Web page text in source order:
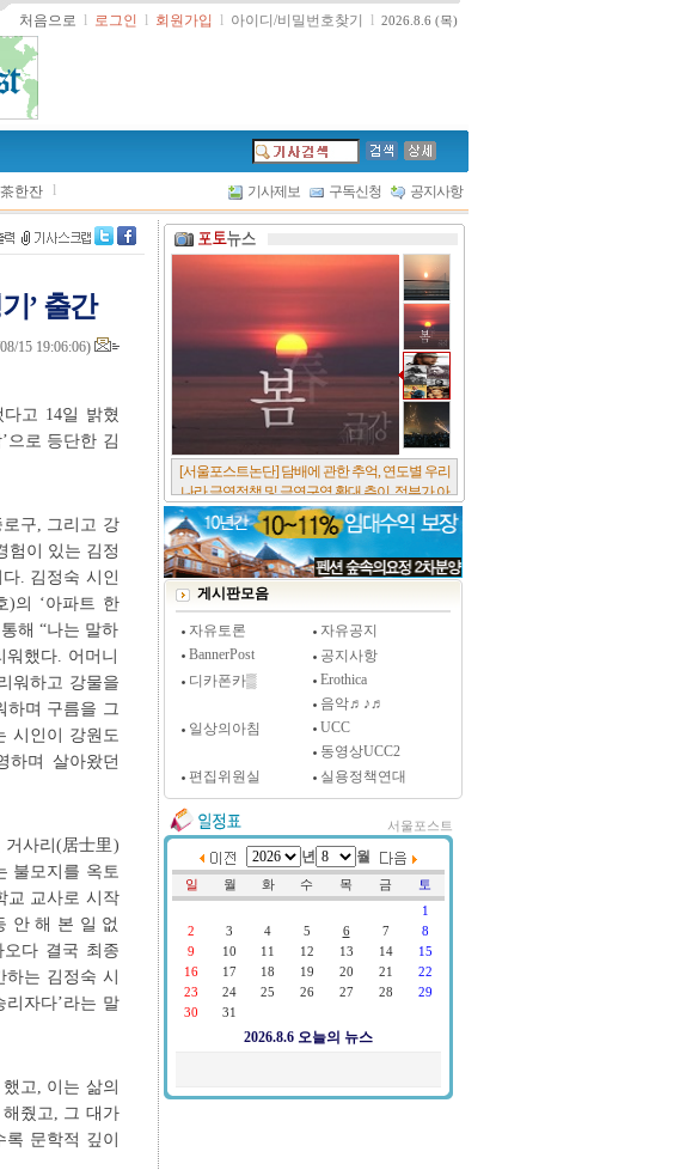
처음으로 l 로그인 l 회원가입 l 아이디/비밀번호찾기 l 2026.8.6 (목)
茶한잔 l 기사제보 구독신청 공지사항
’ 출간
15 19:06:06)
고 14일 밝혔
으로 등단한 김
구, 그리고 강
험이 있는 김정
. 김정숙 시인
)의 ‘아파트 한
해 “나는 말하
했다. 어머니
워하고 강물을
하며 구름을 그
시인이 강원도
하며 살아왔던
거사리(居士里)
불모지를 옥토
교 교사로 시작
안 해 본 일 없
오다 결국 최종
는 김정숙 시
리자다’라는 말
고, 이는 삶의
줬고, 그 대가
문학적 깊이
[서울포스트논단] 담배에 관한 추억, 연도별 우리
나라 금연정책 및 금연구역 확대 추이, 정부가 아
무리 더 해롭다고 사기를 쳐대도 피워 본 사람은
다 안다, 전자담배시장은 10년새 폭발적 증가세..
[시사저널 인터뷰] 윤방부 연세대 의대 명예교수,
"골초에게 전자담배를 허하라"
게시판모음
자유토론
자유공지
BannerPost
공지사항
디카폰카▒
Erothica
음악♬♪♬
일상의아침
UCC
동영상UCC2
편집위원실
실용정책연대
서울포스트